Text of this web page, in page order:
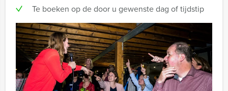
Te boeken op de door u gewenste dag of tijdstip